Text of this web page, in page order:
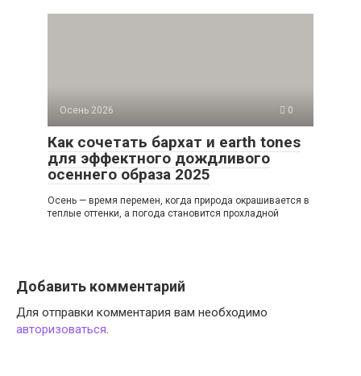
Осень 2026 0
Как сочетать бархат и earth tones
для эффектного дождливого
осеннего образа 2025
Осень — время перемен, когда природа окрашивается в
теплые оттенки, а погода становится прохладной
Добавить комментарий
Для отправки комментария вам необходимо
авторизоваться.